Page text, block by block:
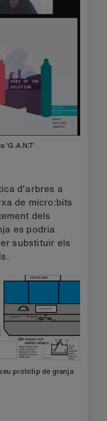
'G.A.N.T'
d'arbres a
de micro:bits
dels
es podria
substituir els
prototip de granja